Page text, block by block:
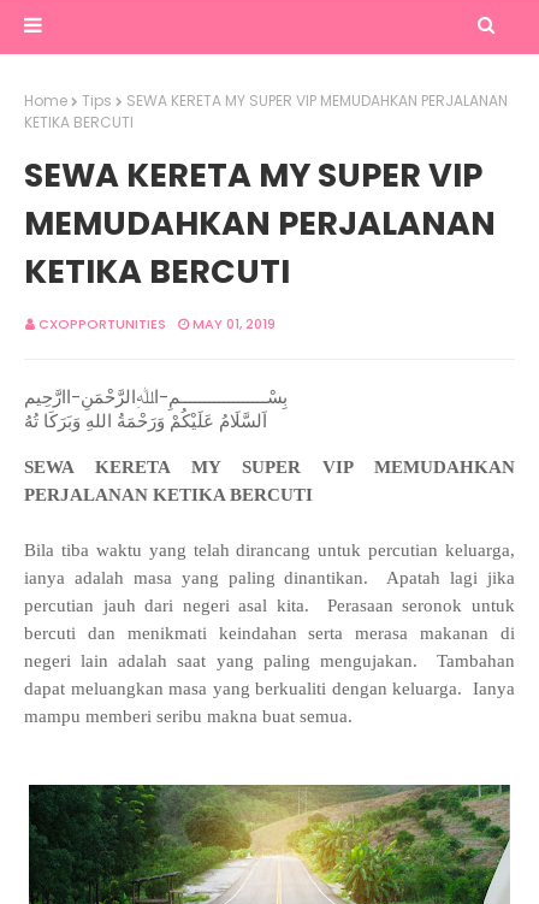
Home Tips
SEWA KERETA MY SUPER VIP MEMUDAHKAN PERJALANAN
KETIKA BERCUTI
SEWA KERETA MY SUPER VIP
MEMUDAHKAN PERJALANAN
KETIKA BERCUTI
CXOPPORTUNITIES MAY 01, 2019
بِسْــــــــــــــــــمِ-اﷲِالرَّحْمَنِ-اارَّحِيم
اَلسَّلَامُ عَلَيْكُمْ وَرَحْمَةُ اللهِ وَبَرَكَا تُهُ
SEWA KERETA MY SUPER VIP MEMUDAHKAN
PERJALANAN KETIKA BERCUTI
Bila tiba waktu yang telah dirancang untuk percutian keluarga,
ianya adalah masa yang paling dinantikan. Apatah lagi jika
percutian jauh dari negeri asal kita. Perasaan seronok untuk
bercuti dan menikmati keindahan serta merasa makanan di
negeri lain adalah saat yang paling mengujakan. Tambahan
dapat meluangkan masa yang berkualiti dengan keluarga. Ianya
mampu memberi seribu makna buat semua.